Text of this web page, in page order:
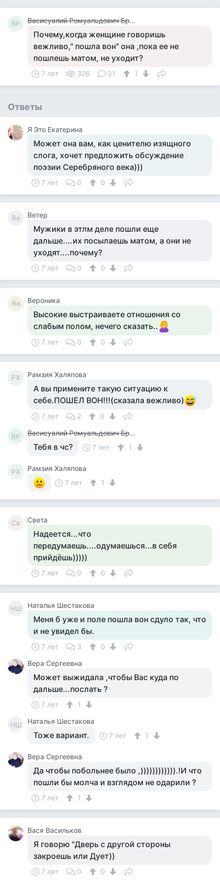
ВР Васисуалий Ромуальдович Бржданский
Почему,когда женщине говоришь
вежливо," пошла вон" она ,пока ее не
пошлешь матом, не уходит?
7 лет 326 31 1
Ответы
Я Это Екатерина
Может она вам, как ценителю изящного
слога, хочет предложить обсуждение
поэзии Серебряного века)))
7 лет 0 0
Ве Ветер
Мужики в этлм деле пошли еще
дальше....их посылаешь матом, а они не
уходят....почему?
7 лет 0 0
Ве Вероника
Высокие выстраиваете отношения со
слабым полом, нечего сказать..
7 лет 0 0
РХ Рамзия Халяпова
А вы примените такую ситуацию к
себе.ПОШЕЛ ВОН!!!(сказала вежливо)
7 лет 2 0
ВР Васисуалий Ромуальдович Бржданский
Тебя в чс? 7 лет 1
РХ
Рамзия Халяпова
7 лет
1
Св Света
Надеется...что
передумаешь....одумаешься...в себя
прийдёшь)))))
7 лет 0 0
НШ Наталья Шестакова
Меня б уже и поле пошла вон сдуло так, что
и не увидел бы.
7 лет 3
0
Вера Сергеевна
Может выжидала ,чтобы Вас куда по
дальше...послать ?
7 лет 1
НШ Наталья Шестакова
Тоже вариант. 7 лет 1
Вера Сергеевна
Да чтобы побольнее было ,)))))))))))).!И что
пошли бы молча и взглядом не одарили ?
7 лет 1
Вася Васильков
Я говорю "Дверь с другой стороны
закроешь или Дует))
7 лет 0 0